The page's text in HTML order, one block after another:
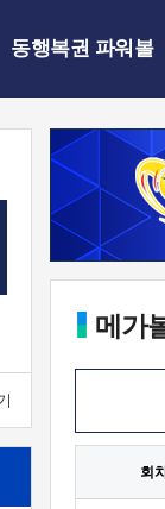
동행복권 파워볼
메가
회